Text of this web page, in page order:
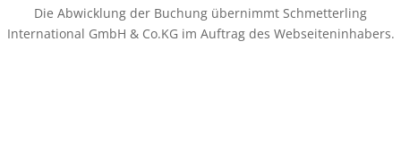
Die Abwicklung der Buchung übernimmt Schmetterling
International GmbH & Co.KG im Auftrag des Webseiteninhabers.